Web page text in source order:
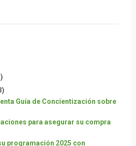
Guía de Concientización sobre
para asegurar su compra
programación 2025 con